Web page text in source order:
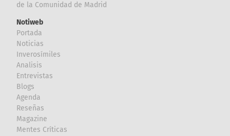
de la Comunidad de Madrid
Notiweb
Portada
Noticias
Inverosímiles
Analisis
Entrevistas
Blogs
Agenda
Reseñas
Magazine
Mentes Críticas